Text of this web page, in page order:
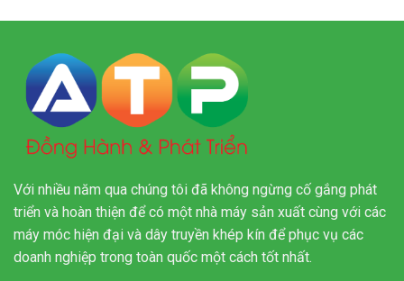
Với nhiều năm qua chúng tôi đã không ngừng cố gắng phát
triển và hoàn thiện để có một nhà máy sản xuất cùng với các
máy móc hiện đại và dây truyền khép kín để phục vụ các
doanh nghiệp trong toàn quốc một cách tốt nhất.